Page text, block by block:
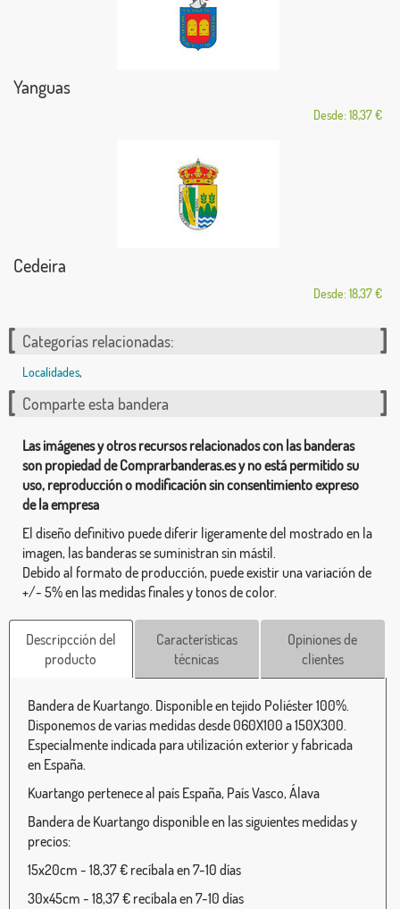
Yanguas
Desde: 18,37 €
Cedeira
Desde: 18,37 €
Categorías relacionadas:
Localidades,
Comparte esta bandera
Las imágenes y otros recursos relacionados con las banderas
son propiedad de Comprarbanderas.es y no está permitido su
uso, reproducción o modificación sin consentimiento expreso
de la empresa
El diseño definitivo puede diferir ligeramente del mostrado en la
imagen, las banderas se suministran sin mástil.
Debido al formato de producción, puede existir una variación de
+/- 5% en las medidas finales y tonos de color.
Descripcción del
producto
Características
técnicas
Opiniones de
clientes
Bandera de Kuartango. Disponible en tejido Poliéster 100%.
Disponemos de varias medidas desde 060X100 a 150X300.
Especialmente indicada para utilización exterior y fabricada
en España.
Kuartango pertenece al país España, País Vasco, Álava
Bandera de Kuartango disponible en las siguientes medidas y
precios:
15x20cm - 18,37 € recíbala en 7-10 días
30x45cm - 18,37 € recíbala en 7-10 días